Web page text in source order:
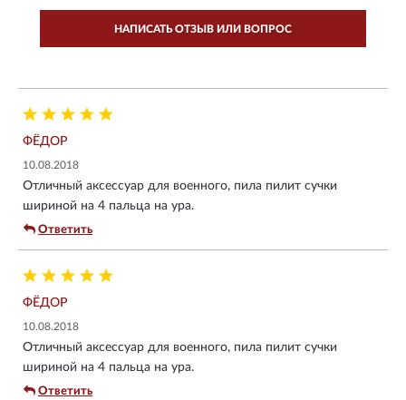
НАПИСАТЬ ОТЗЫВ ИЛИ ВОПРОС
ФЁДОР
10.08.2018
Отличный аксессуар для военного, пила пилит сучки
шириной на 4 пальца на ура.
Ответить
ФЁДОР
10.08.2018
Отличный аксессуар для военного, пила пилит сучки
шириной на 4 пальца на ура.
Ответить